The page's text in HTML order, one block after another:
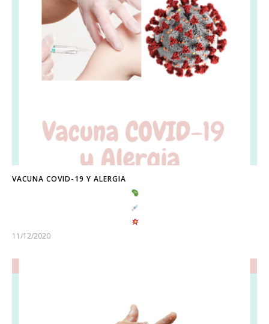
VACUNA COVID-19 Y ALERGIA
11/12/2020